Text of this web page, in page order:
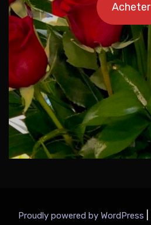
Acheter
Proudly powered by WordPress